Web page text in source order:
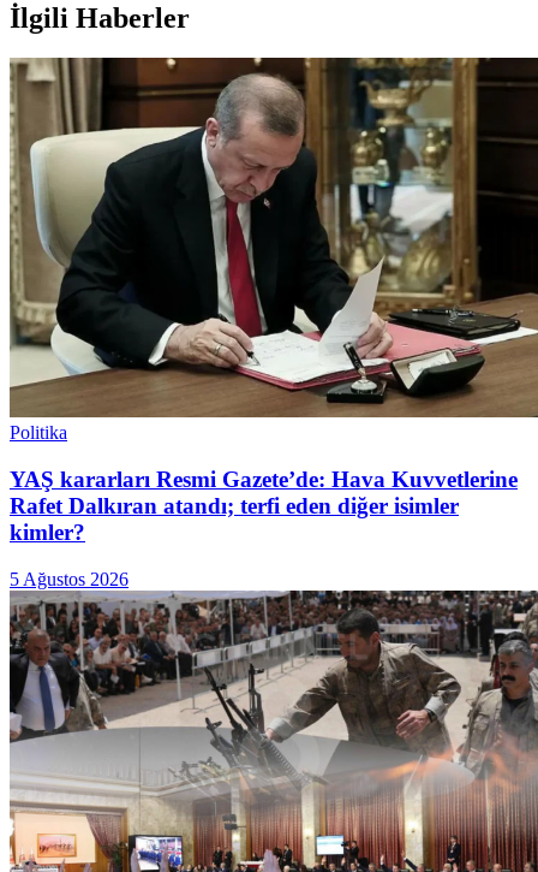
İlgili Haberler
Politika
YAŞ kararları Resmi Gazete’de: Hava Kuvvetlerine
Rafet Dalkıran atandı; terfi eden diğer isimler
kimler?
5 Ağustos 2026